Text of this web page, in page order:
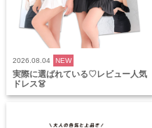
2026.08.04 NEW
実際に選ばれている♡レビュー人気
ドレス👗